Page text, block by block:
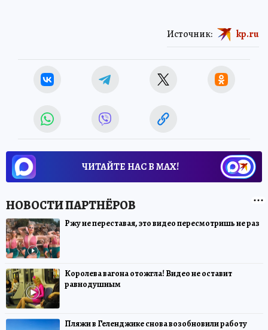
Источник: kp.ru
ЧИТАЙТЕ НАС В МАХ!
Ржу не переставая, это видео пересмотришь не раз
Королева вагона отожгла! Видео не оставит
равнодушным
Пляжи в Геленджике снова возобновили работу